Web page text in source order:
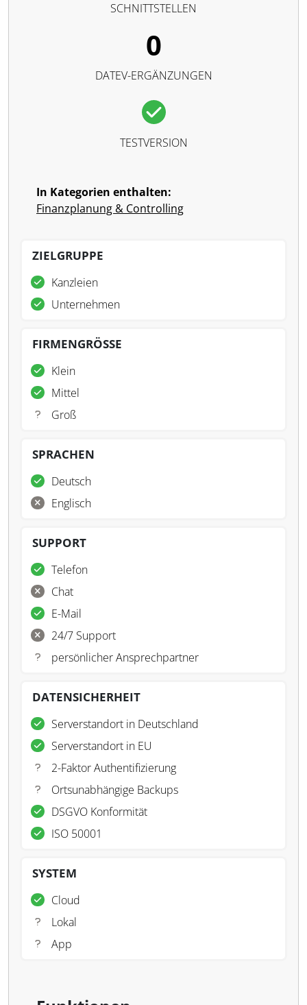
SCHNITTSTELLEN
0
DATEV-ERGÄNZUNGEN
TESTVERSION
In Kategorien enthalten:
Finanzplanung & Controlling
ZIELGRUPPE
Kanzleien
Unternehmen
FIRMENGRÖSSE
Klein
Mittel
Groß
SPRACHEN
Deutsch
Englisch
SUPPORT
Telefon
Chat
E-Mail
24/7 Support
persönlicher Ansprechpartner
DATENSICHERHEIT
Serverstandort in Deutschland
Serverstandort in EU
2-Faktor Authentifizierung
Ortsunabhängige Backups
DSGVO Konformität
ISO 50001
SYSTEM
Cloud
Lokal
App